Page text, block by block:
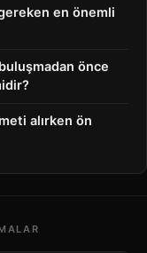
en önemli
önce
alırken ön